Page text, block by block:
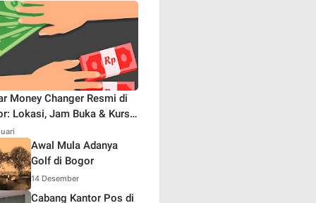
Money Changer Resmi di
Lokasi, Jam Buka & Kurs
Awal Mula Adanya
Golf di Bogor
14 Desember
Cabang Kantor Pos di